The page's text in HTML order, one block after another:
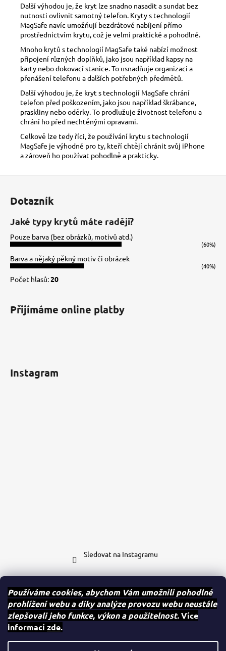
Používáme cookies, abychom Vám umožnili pohodlné
prohlížení webu a díky analýze provozu webu neustále
zlepšovali jeho funkce, výkon a použitelnost.Více
informací zde.
Další výhodou je, že kryt lze snadno nasadit a sundat bez
nutnosti ovlivnit samotný telefon. Kryty s technologií
MagSafe navíc umožňují bezdrátové nabíjení přímo
prostřednictvím krytu, což je velmi praktické a pohodlné.
Mnoho krytů s technologií MagSafe také nabízí možnost
připojení různých doplňků, jako jsou například kapsy na
karty nebo dokovací stanice. To usnadňuje organizaci a
přenášení telefonu a dalších potřebných předmětů.
Další výhodou je, že kryt s technologií MagSafe chrání
telefon před poškozením, jako jsou například škrábance,
praskliny nebo oděrky. To prodlužuje životnost telefonu a
chrání ho před nechtěnými opravami.
Celkově lze tedy říci, že používání krytu s technologií
MagSafe je výhodné pro ty, kteří chtějí chránit svůj iPhone
a zároveň ho používat pohodlně a prakticky.
Dotazník
Jaké typy krytů máte raději?
Pouze barva (bez obrázků, motivů atd.)
(60%)
Barva a nějaký pěkný motiv či obrázek
(40%)
Počet hlasů:20
Přijímáme online platby
Instagram
Sledovat na Instagramu
Kontakt
eshop@case-mates.cz
+420 604 280 091
Case.mates
case.mates